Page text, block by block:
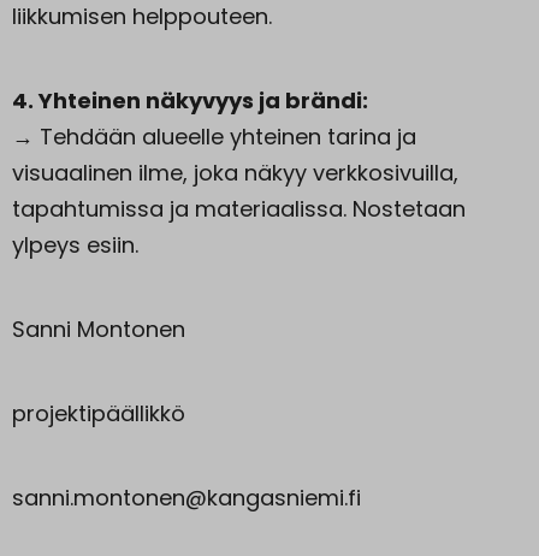
liikkumisen helppouteen.
4. Yhteinen näkyvyys ja brändi:
→ Tehdään alueelle yhteinen tarina ja
visuaalinen ilme, joka näkyy verkkosivuilla,
tapahtumissa ja materiaalissa. Nostetaan
ylpeys esiin.
Sanni Montonen
projektipäällikkö
sanni.montonen@kangasniemi.fi